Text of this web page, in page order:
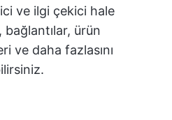
ve ilgi çekici hale
ürün
ve daha fazlasını